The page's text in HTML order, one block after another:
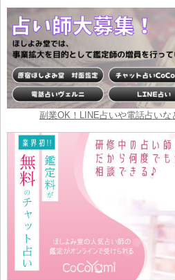
副業OK！LINE占いや電話占いな